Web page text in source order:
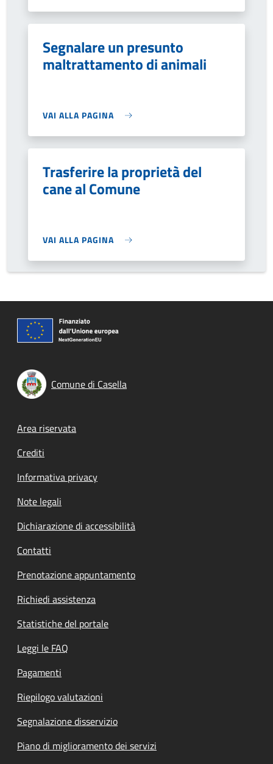
Segnalare un presunto
maltrattamento di animali
VAI ALLA PAGINA
Trasferire la proprietà del
cane al Comune
VAI ALLA PAGINA
Comune di Casella
Footer menu
Area riservata
Crediti
Informativa privacy
Note legali
Dichiarazione di accessibilità
Contatti
Prenotazione appuntamento
Richiedi assistenza
Statistiche del portale
Leggi le FAQ
Pagamenti
Riepilogo valutazioni
Segnalazione disservizio
Piano di miglioramento dei servizi